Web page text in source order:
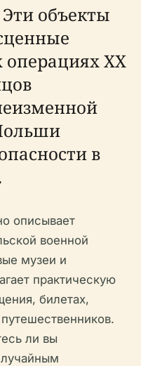
объекты
операциях XX
в
описывает
военной
музеи и
практическую
билетах,
ли вы